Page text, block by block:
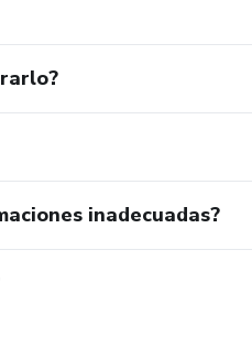
inadecuadas?